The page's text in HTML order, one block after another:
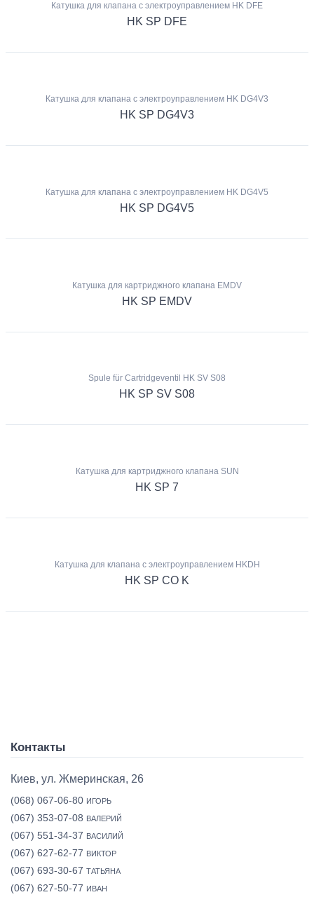
Катушка для клапана с электроуправлением HK DFE
HK SP DFE
Катушка для клапана с электроуправлением HK DG4V3
HK SP DG4V3
Катушка для клапана с электроуправлением HK DG4V5
HK SP DG4V5
Катушка для картриджного клапана EMDV
HK SP EMDV
Spule für Cartridgeventil HK SV S08
HK SP SV S08
Катушка для картриджного клапана SUN
HK SP 7
Катушка для клапана с электроуправлением HKDH
HK SP CO K
Контакты
Киев, ул. Жмеринская, 26
(068) 067-06-80 ИГОРЬ
(067) 353-07-08 ВАЛЕРИЙ
(067) 551-34-37 ВАСИЛИЙ
(067) 627-62-77 ВИКТОР
(067) 693-30-67 ТАТЬЯНА
(067) 627-50-77 ИВАН